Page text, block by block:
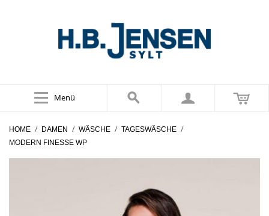
Menü
HOME / DAMEN / WÄSCHE / TAGESWÄSCHE /
MODERN FINESSE WP